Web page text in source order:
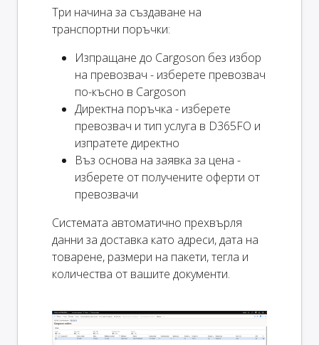
Три начина за създаване на
транспортни поръчки:
Изпращане до Cargoson без избор
на превозвач - изберете превозвач
по-късно в Cargoson
Директна поръчка - изберете
превозвач и тип услуга в D365FO и
изпратете директно
Въз основа на заявка за цена -
изберете от получените оферти от
превозвачи
Системата автоматично прехвърля
данни за доставка като адреси, дата на
товарене, размери на пакети, тегла и
количества от вашите документи.